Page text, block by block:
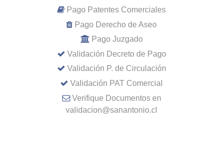
Pago Patentes Comerciales
Pago Derecho de Aseo
Pago Juzgado
Validación Decreto de Pago
Validación P. de Circulación
Validación PAT Comercial
Verifique Documentos en
validacion@sanantonio.cl